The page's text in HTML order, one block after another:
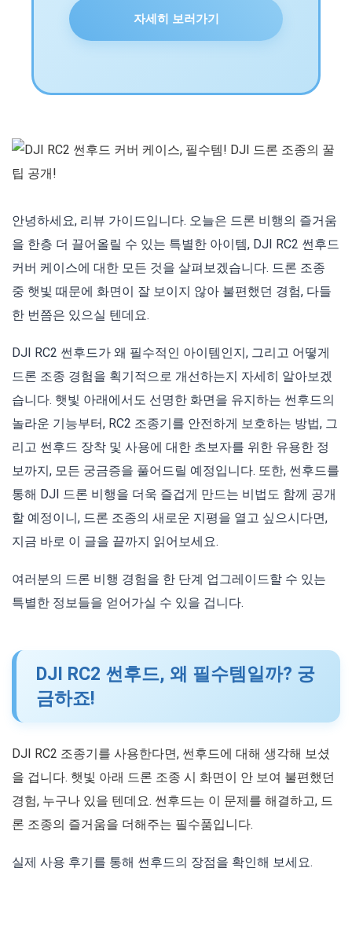
자세히 보러가기
안녕하세요, 리뷰 가이드입니다. 오늘은 드론 비행의 즐거움
을 한층 더 끌어올릴 수 있는 특별한 아이템, DJI RC2 썬후드
커버 케이스에 대한 모든 것을 살펴보겠습니다. 드론 조종
중 햇빛 때문에 화면이 잘 보이지 않아 불편했던 경험, 다들
한 번쯤은 있으실 텐데요.
DJI RC2 썬후드가 왜 필수적인 아이템인지, 그리고 어떻게
드론 조종 경험을 획기적으로 개선하는지 자세히 알아보겠
습니다. 햇빛 아래에서도 선명한 화면을 유지하는 썬후드의
놀라운 기능부터, RC2 조종기를 안전하게 보호하는 방법, 그
리고 썬후드 장착 및 사용에 대한 초보자를 위한 유용한 정
보까지, 모든 궁금증을 풀어드릴 예정입니다. 또한, 썬후드를
통해 DJI 드론 비행을 더욱 즐겁게 만드는 비법도 함께 공개
할 예정이니, 드론 조종의 새로운 지평을 열고 싶으시다면,
지금 바로 이 글을 끝까지 읽어보세요.
여러분의 드론 비행 경험을 한 단계 업그레이드할 수 있는
특별한 정보들을 얻어가실 수 있을 겁니다.
DJI RC2 썬후드, 왜 필수템일까? 궁
금하죠!
DJI RC2 조종기를 사용한다면, 썬후드에 대해 생각해 보셨
을 겁니다. 햇빛 아래 드론 조종 시 화면이 안 보여 불편했던
경험, 누구나 있을 텐데요. 썬후드는 이 문제를 해결하고, 드
론 조종의 즐거움을 더해주는 필수품입니다.
실제 사용 후기를 통해 썬후드의 장점을 확인해 보세요.